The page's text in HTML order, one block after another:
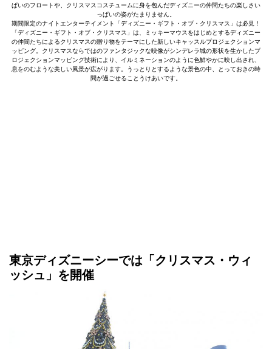
ぱいのフロートや、クリスマスコスチュームに身を包んだディズニーの仲間たちの楽しさい
っぱいの姿がたまりません。
期間限定のナイトエンターテイメント「ディズニー・ギフト・オブ・クリスマス」は必見！
「ディズニー・ギフト・オブ・クリスマス」は、ミッキーマウスをはじめとするディズニー
の仲間たちによるクリスマスの贈り物をテーマにした新しいキャッスルプロジェクションマ
ッピング。クリスマスならではのファンタジックな映像がシンデレラ城の形状を生かしたプ
ロジェクションマッピング技術により、イルミネーションのように色鮮やかに映し出され、
息をのむような美しい風景が広がります。うっとりとするような景色の中、とっておきの時
間が過ごせることうけあいです。
東京ディズニーシーでは「クリスマス・ウィ
ッシュ」を開催